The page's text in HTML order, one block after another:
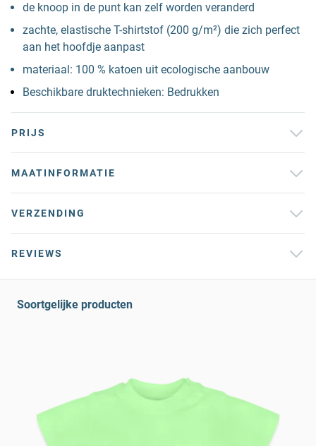
de knoop in de punt kan zelf worden veranderd
zachte, elastische T-shirtstof (200 g/m²) die zich perfect
aan het hoofdje aanpast
materiaal: 100 % katoen uit ecologische aanbouw
Beschikbare druktechnieken: Bedrukken
PRIJS
MAATINFORMATIE
VERZENDING
REVIEWS
Soortgelijke producten